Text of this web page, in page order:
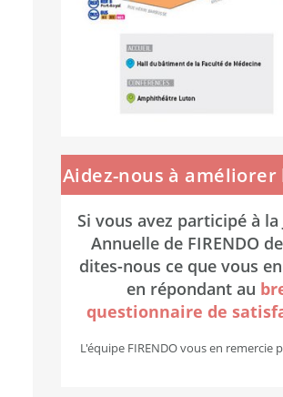
Aidez-nous à
2022 !
Si vous avez participé à la
Annuelle de FIRENDO
dites-nous ce que vous
en répondant au
questionnaire de
L'équipe FIRENDO vous en remercie